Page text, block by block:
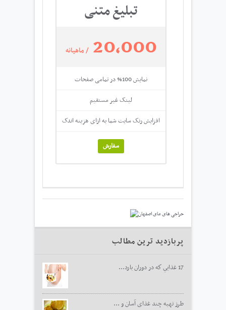
تبلیغ متنی
20,000 / ماهیانه
نمایش 100% در تمامی صفحات
لینک غیر مستقیم
افزایش رنک سایت شما به ازای هزینه اندک
سفارش
پربازدید ترین مطالب
17 غذايي كه در دوران بارد...
طرز تهیه چند غذای آسان و ...